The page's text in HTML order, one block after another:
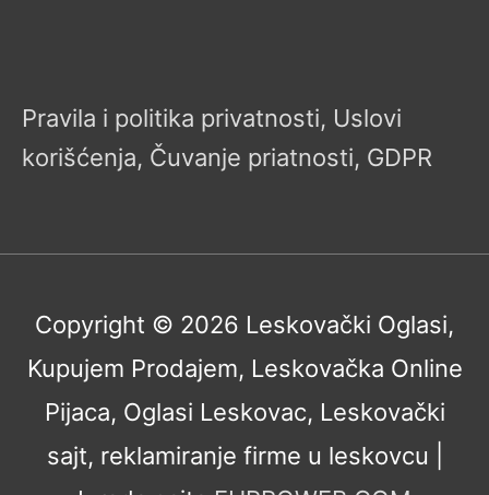
Pravila i politika privatnosti, Uslovi
korišćenja, Čuvanje priatnosti, GDPR
Copyright © 2026 Leskovački Oglasi,
Kupujem Prodajem, Leskovačka Online
Pijaca, Oglasi Leskovac, Leskovački
sajt, reklamiranje firme u leskovcu